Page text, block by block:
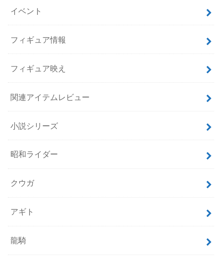
イベント
フィギュア情報
フィギュア映え
関連アイテムレビュー
小説シリーズ
昭和ライダー
クウガ
アギト
龍騎